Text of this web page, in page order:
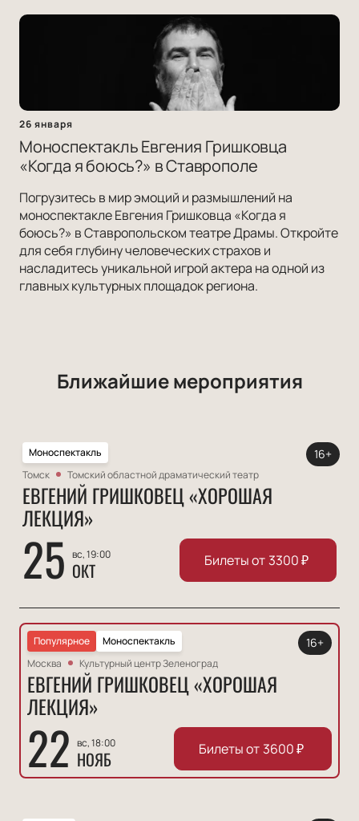
26 января
Моноспектакль Евгения Гришковца
«Когда я боюсь?» в Ставрополе
Погрузитесь в мир эмоций и размышлений на
моноспектакле Евгения Гришковца «Когда я
боюсь?» в Ставропольском театре Драмы. Откройте
для себя глубину человеческих страхов и
насладитесь уникальной игрой актера на одной из
главных культурных площадок региона.
Ближайшие мероприятия
Моноспектакль
Томск
Томский областной драматический театр
ЕВГЕНИЙ ГРИШКОВЕЦ «ХОРОШАЯ
ЛЕКЦИЯ»
25 вс, 19:00
ОКТ
16+
Билеты от 3300₽
Моноспектакль
Популярное
Москва
Культурный центр Зеленоград
ЕВГЕНИЙ ГРИШКОВЕЦ «ХОРОШАЯ
ЛЕКЦИЯ»
22 вс, 18:00
НОЯБ
16+
Билеты от 3600₽